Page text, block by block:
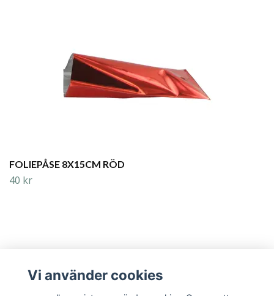
FOLIEPÅSE 8X15CM RÖD
40 kr
Vi använder cookies